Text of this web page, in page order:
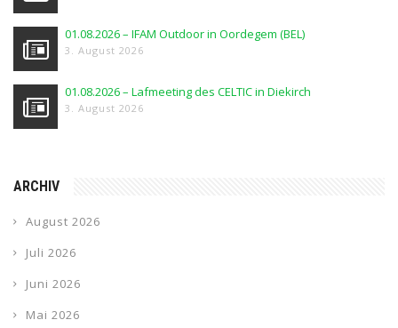
01.08.2026 – IFAM Outdoor in Oordegem (BEL)
3. August 2026
01.08.2026 – Lafmeeting des CELTIC in Diekirch
3. August 2026
ARCHIV
August 2026
Juli 2026
Juni 2026
Mai 2026